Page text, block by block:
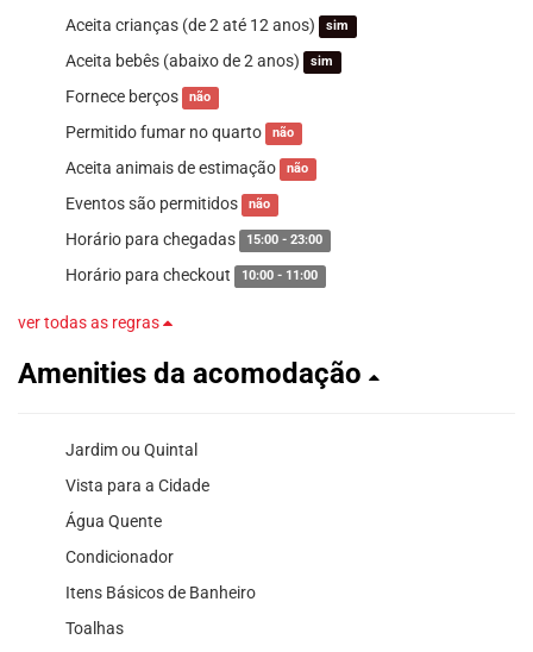
Aceita crianças (de 2 até 12 anos) sim
Aceita bebês (abaixo de 2 anos) sim
Fornece berços não
Permitido fumar no quarto não
Aceita animais de estimação não
Eventos são permitidos não
Horário para chegadas 15:00 - 23:00
Horário para checkout 10:00 - 11:00
ver todas as regras
Amenities da acomodação
Jardim ou Quintal
Vista para a Cidade
Água Quente
Condicionador
Itens Básicos de Banheiro
Toalhas